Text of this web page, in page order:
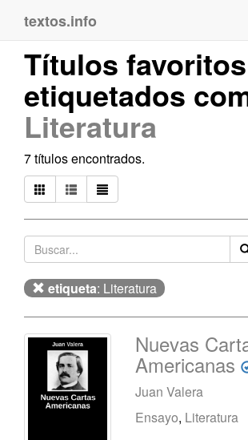
textos.info
Títulos favoritos
etiquetados
Literatura
7 títulos encontrados.
etiqueta: Literatura
Nuevas
Americanas
Juan Valera
Ensayo, Literatura